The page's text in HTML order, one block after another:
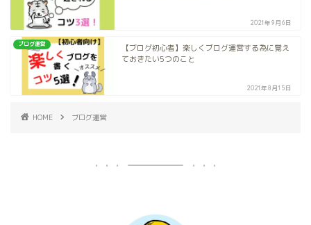
2021年9月6日
ブログ運営
【ブログ初心者】楽しくブログ運営する為に覚え
ておきたい5つのこと
2021年8月15日
HOME ブログ運営